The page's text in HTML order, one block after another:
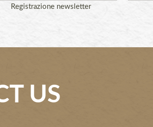
Registrazione newsletter
US